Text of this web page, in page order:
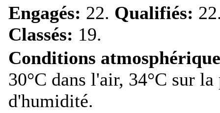
Engagés: 22. Qualifiés:
Classés: 19.
Conditions
30°C dans l'air, 34°C sur
d'humidité.